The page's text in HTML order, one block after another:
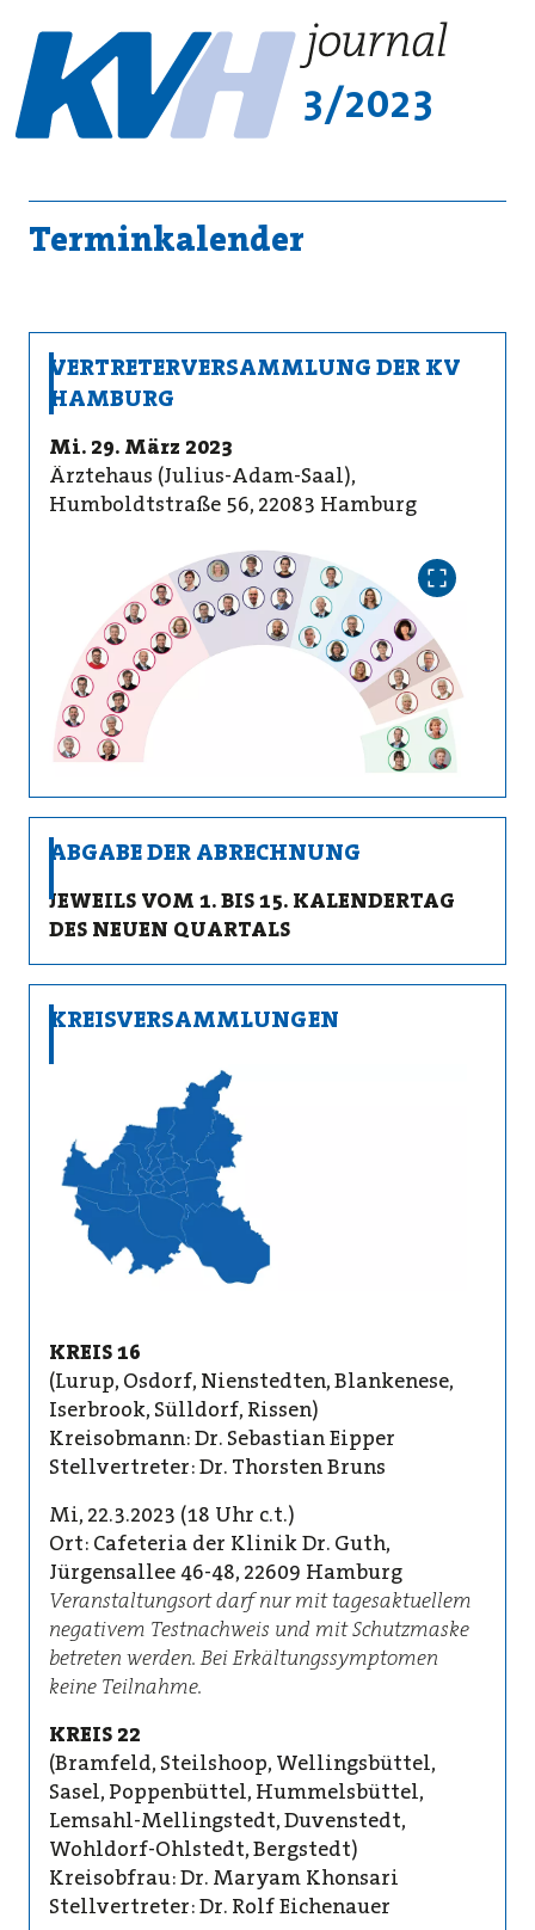
3/2023
Terminkalender
VERTRETERVERSAMMLUNG DER KV
HAMBURG
Mi. 29. März 2023
Ärztehaus (Julius-Adam-Saal),
Humboldtstraße 56, 22083 Hamburg
ABGABE DER ABRECHNUNG
JEWEILS VOM 1. BIS 15. KALENDERTAG
DES NEUEN QUARTALS
KREISVERSAMMLUNGEN
KREIS 16
(Lurup, Osdorf, Nienstedten, Blankenese,
Iserbrook, Sülldorf, Rissen)
Kreisobmann: Dr. Sebastian Eipper
Stellvertreter: Dr. Thorsten Bruns
Mi, 22.3.2023 (18 Uhr c.t.)
Ort: Cafeteria der Klinik Dr. Guth,
Jürgensallee 46-48, 22609 Hamburg
Veranstaltungsort darf nur mit tagesaktuellem
negativem Testnachweis und mit Schutzmaske
betreten werden. Bei Erkältungssymptomen
keine Teilnahme.
KREIS 22
(Bramfeld, Steilshoop, Wellingsbüttel,
Sasel, Poppenbüttel, Hummelsbüttel,
Lemsahl-Mellingstedt, Duvenstedt,
Wohldorf-Ohlstedt, Bergstedt)
Kreisobfrau: Dr. Maryam Khonsari
Stellvertreter: Dr. Rolf Eichenauer